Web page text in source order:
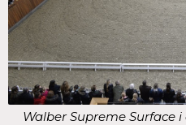
Walber Supreme Surface